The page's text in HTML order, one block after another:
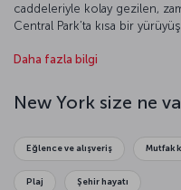
caddeleriyle kolay gezilen,
Central Park’ta kısa bir
rotanızı Dünya Ticaret
katından şehrin kızıldan mor
sonra klasikleşmiş bir
yaşamına katılabilirsiniz. New
size rehberlik yapacaktır.
Daha fazla bilgi
New York size ne
Eğlence ve alışveriş Mutfak
Plaj Şehir hayatı